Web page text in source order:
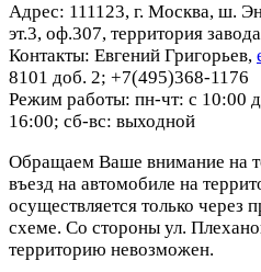
Адрес: 111123, г. Москва, ш.
эт.3, оф.307, территория
Контакты: Евгений Григорьев,
8101 доб. 2; +7(495)368-1176
Режим работы: пн-чт: с 10:00
16:00; сб-вс: выходной
Обращаем Ваше внимание на
въезд на автомобиле на
осуществляется только через
схеме. Со стороны ул.
территорию невозможен.